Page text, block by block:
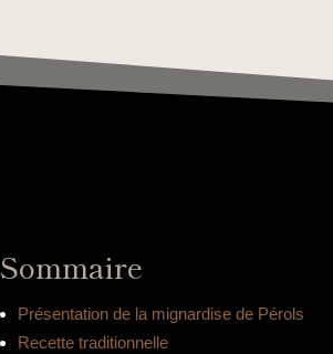
Sommaire
Présentation de la mignardise de Pérols
Recette traditionnelle